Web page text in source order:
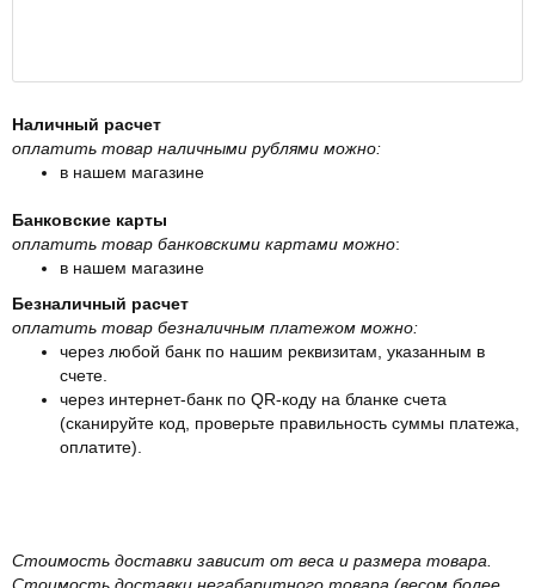
Наличный расчет
оплатить товар наличными рублями можно:
в нашем магазине
Банковские карты
оплатить товар банковскими картами можно:
в нашем магазине
Безналичный расчет
оплатить товар безналичным платежом можно:
через любой банк по нашим реквизитам, указанным в
счете.
через интернет-банк по QR-коду на бланке счета
(сканируйте код, проверьте правильность суммы платежа,
оплатите).
Стоимость доставки зависит от веса и размера товара.
Стоимость доставки негабаритного товара (весом более